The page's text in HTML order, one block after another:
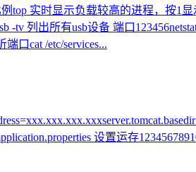
top 实时显示负载较高的进程，按1
tv 列出所有usb设备 端口
口cat /etc/services...
设置运存